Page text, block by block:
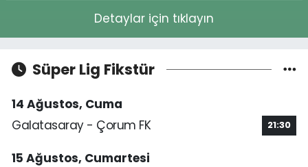
Detaylar için tıklayın
Süper Lig Fikstür
14 Ağustos, Cuma
Galatasaray - Çorum FK
21:30
15 Ağustos, Cumartesi